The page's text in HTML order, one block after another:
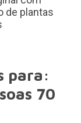
de plantas
para:
70